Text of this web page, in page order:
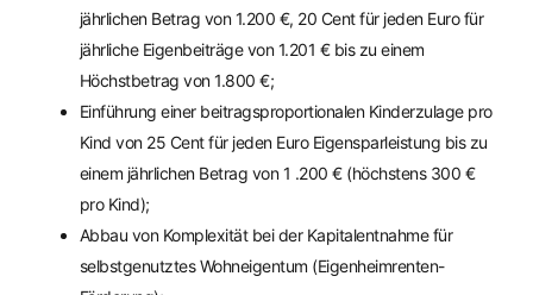
jährlichen Betrag von 1.200 €, 20 Cent für jeden Euro für
jährliche Eigenbeiträge von 1.201 € bis zu einem
Höchstbetrag von 1.800 €;
Einführung einer beitragsproportionalen Kinderzulage pro
Kind von 25 Cent für jeden Euro Eigensparleistung bis zu
einem jährlichen Betrag von 1 .200 € (höchstens 300 €
pro Kind);
Abbau von Komplexität bei der Kapitalentnahme für
selbstgenutztes Wohneigentum (Eigenheimrenten-